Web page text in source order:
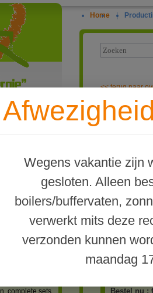
en toebehoren
en
complete sets
Home |
Wegens vakantie zijn
gesloten. Alleen
boilers/buffervaten,
verwerkt mits deze
verzonden kunnen
maandag
<<terug naar
Verloopring
Bestel nu :